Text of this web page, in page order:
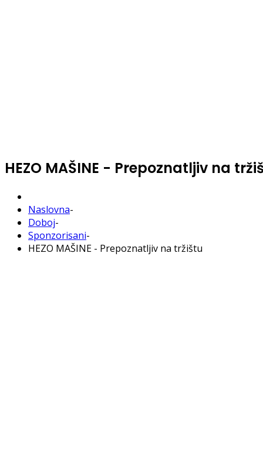
HEZO MAŠINE - Prepoznatljiv na
Naslovna-
Doboj-
Sponzorisani-
HEZO MAŠINE - Prepoznatljiv na tržištu